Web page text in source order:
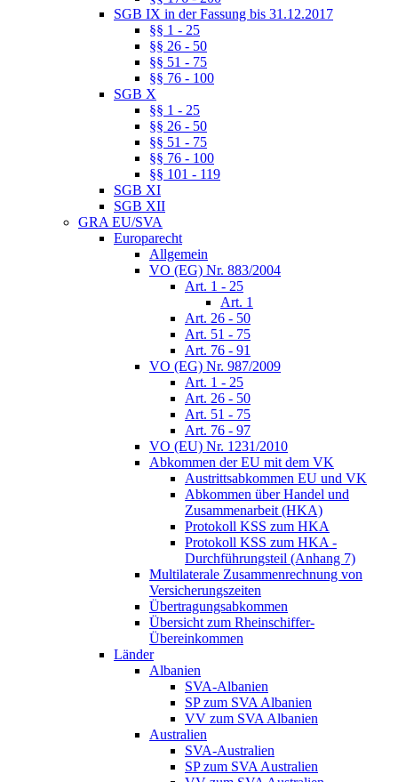
SGB IX in der Fassung bis 31.12.2017
§§ 1 - 25
§§ 26 - 50
§§ 51 - 75
§§ 76 - 100
SGB X
§§ 1 - 25
§§ 26 - 50
§§ 51 - 75
§§ 76 - 100
§§ 101 - 119
SGB XI
SGB XII
GRA EU/SVA
Europarecht
Allgemein
VO (EG) Nr. 883/2004
Art. 1 - 25
Art. 1
Art. 26 - 50
Art. 51 - 75
Art. 76 - 91
VO (EG) Nr. 987/2009
Art. 1 - 25
Art. 26 - 50
Art. 51 - 75
Art. 76 - 97
VO (EU) Nr. 1231/2010
Abkommen der EU mit dem VK
Austrittsabkommen EU und VK
Abkommen über Handel und
Zusammenarbeit (HKA)
Protokoll KSS zum HKA
Protokoll KSS zum HKA -
Durchführungsteil (Anhang 7)
Multilaterale Zusammenrechnung von
Versicherungszeiten
Übertragungsabkommen
Übersicht zum Rheinschiffer-
Übereinkommen
Länder
Albanien
SVA-Albanien
SP zum SVA Albanien
VV zum SVA Albanien
Australien
SVA-Australien
SP zum SVA Australien